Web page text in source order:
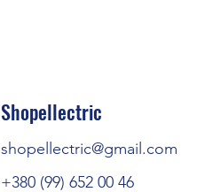
Shopellectric
shopellectric@gmail.com
+380 (99) 652 00 46